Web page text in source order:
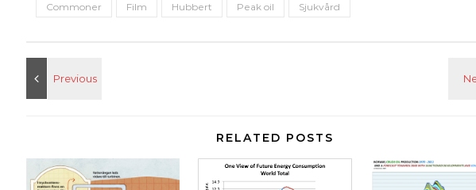
Commoner Film Hubbert Peak oil Sjukvård
RELATED POSTS